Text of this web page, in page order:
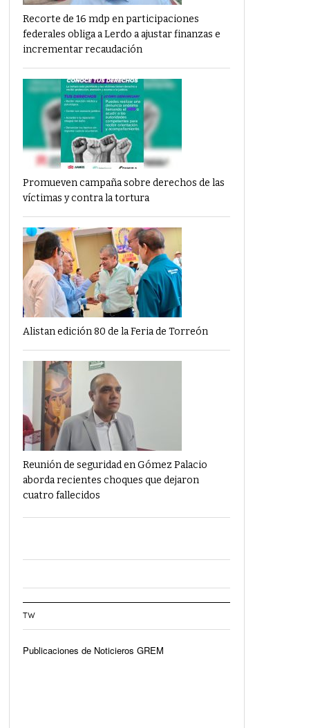
Recorte de 16 mdp en participaciones
federales obliga a Lerdo a ajustar finanzas e
incrementar recaudación
Promueven campaña sobre derechos de las
víctimas y contra la tortura
Alistan edición 80 de la Feria de Torreón
Reunión de seguridad en Gómez Palacio
aborda recientes choques que dejaron
cuatro fallecidos
TW
Publicaciones de Noticieros GREM